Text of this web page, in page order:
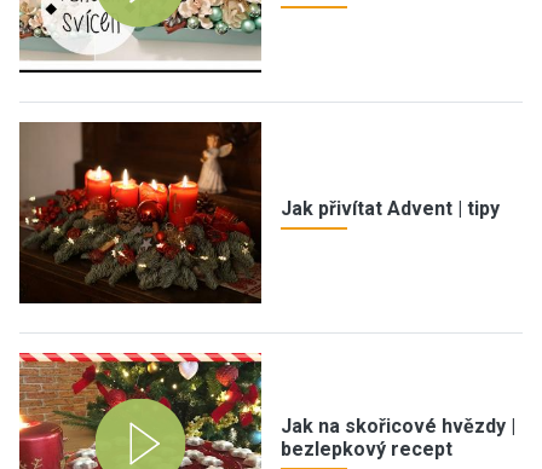
Jak přivítat Advent | tipy
Jak na skořicové hvězdy |
bezlepkový recept